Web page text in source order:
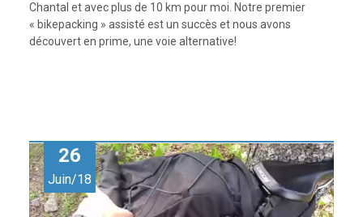
Chantal et avec plus de 10 km pour moi. Notre premier
« bikepacking » assisté est un succès et nous avons
découvert en prime, une voie alternative!
26
Juin/18